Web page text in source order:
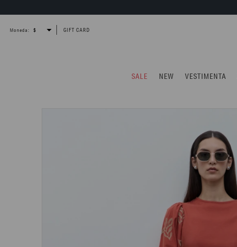
SALE NEW VESTIMENTA
Moneda: GIFT CARD